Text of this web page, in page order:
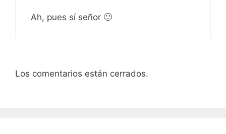
Ah, pues sí señor 🙂
Los comentarios están cerrados.